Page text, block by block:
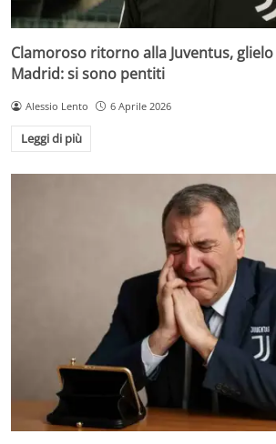
Clamoroso ritorno alla Juventus,
Madrid: si sono pentiti
Alessio Lento 6 Aprile 2026
Leggi di più